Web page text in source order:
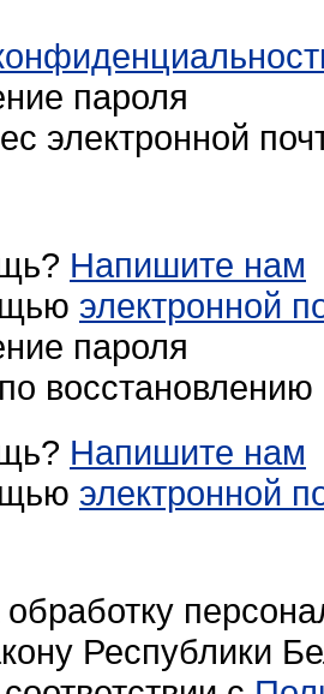
пароля
электронной
Напишите нам
электронной
пароля
Напишите нам
электронной
Республики